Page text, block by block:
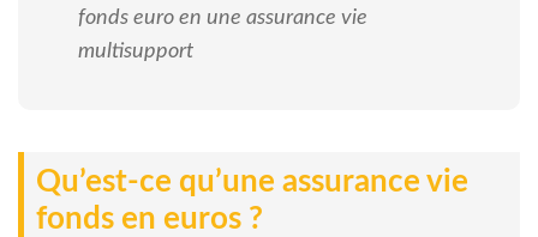
fonds euro en une assurance vie
multisupport
Qu’est-ce qu’une assurance vie
fonds en euros ?